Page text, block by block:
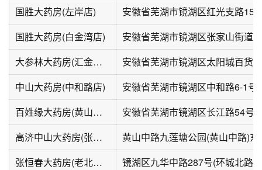
国胜大药房(左岸店)
安徽省芜湖市镜湖区红光支路15
国胜大药房(白金湾店)
安徽省芜湖市镜湖区张家山街道
大参林大药房(汇金广场店)
安徽省芜湖市镜湖区太阳城百货
中山大药房(中和路店)
安徽省芜湖市镜湖区中和路6-1号
百姓缘大药房(黄山西路店)
安徽省芜湖市镜湖区长江路54号
高济中山大药房(张家山店)
张恒春大药房(老北门店)
镜湖区九华中路287号(环城北路